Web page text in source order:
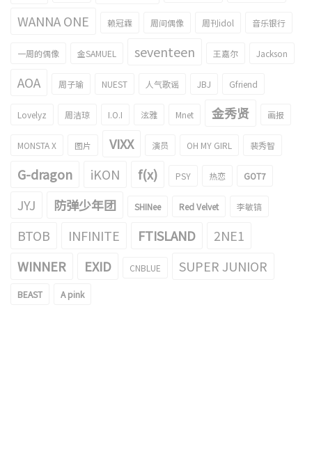
WANNA ONE 赖冠霖 周间偶像 周刊idol 音乐银行
一周的偶像 金SAMUEL seventeen 王嘉尔 Jackson
AOA 周子瑜 NUEST 人气歌谣 JBJ Gfriend
Lovelyz 周洁琼 I.O.I 泫雅 Mnet 金秀贤 画报
MONSTA X 图片 VIXX 演员 OH MY GIRL 裴秀智
G-dragon iKON f(x) PSY 热恋 GOT7
JYJ 防弹少年团 SHINee Red Velvet 李敏镐
BTOB INFINITE FTISLAND
2NE1
WINNER
EXID CNBLUE SUPER JUNIOR
BEAST A pink